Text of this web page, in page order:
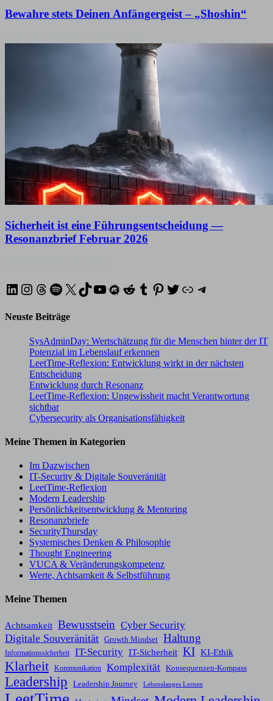
Bewahre stets Deinen Anfängergeist – „Shoshin“
Sicherheit ist eine Führungsentscheidung —
Resonanzbrief Februar 2026
LinkedIn
Instagram
Threads
Spotify
X TikTok
YouTube
Meetup
Reddit
Tumblr
Pinterest
Twitter
XINGTelegram
Neuste Beiträge
SysAdminDay: Wertschätzung für die Menschen hinter der IT
Potenzial im Lebenslauf erkennen
LeetTime-Reflexion: Entwicklung wirkt in der nächsten
Entscheidung
Entwicklung durch Resonanz
LeetTime-Reflexion: Ungewissheit macht Verantwortung
sichtbar
Cybersecurity als Organisationsfähigkeit
Meine Themen in Kategorien
Im Dazwischen
IT-Security & Digitale Souveränität
LeetTime-Reflexion
Modern Leadership
Persönlichkeitsentwicklung & Mentoring
Resonanzbriefe
SecurityThursday
Systemisches Denken & Philosophie
Thought Engineering
VUCA & Veränderungskompetenz
Werte, Achtsamkeit & Selbstführung
Meine Themen
Achtsamkeit Bewusstsein Cyber Security
Digitale Souveränität Growth Mindset Haltung
Informationssicherheit IT-Security IT-Sicherheit KI KI-Ethik
Klarheit Kommunikation Komplexität Konsequenzen-Kompass
Leadership Leadership Journey Lebenslanges Lernen